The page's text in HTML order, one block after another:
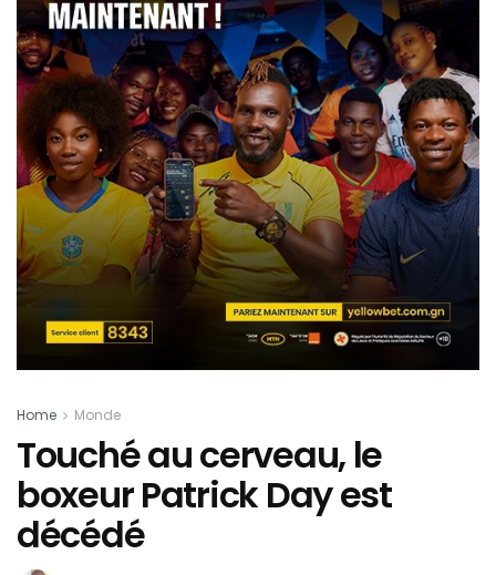
Home Monde
Touché au cerveau, le
boxeur Patrick Day est
décédé